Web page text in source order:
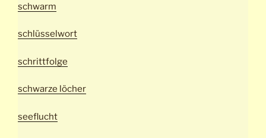
schwarm
schlüsselwort
schrittfolge
schwarze löcher
seeflucht